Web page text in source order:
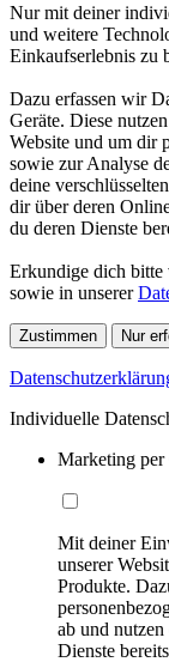
Nur mit deiner
und weitere
Einkaufserlebnis zu
Dazu erfassen wir
Geräte. Diese
Website und um dir
sowie zur Analyse
deine
dir über deren
du deren Dienste
Erkundige dich
sowie in unserer
Zustimmen Nur
Individuelle
Marketing per
Mit deiner
unserer
Produkte.
ab und
Dienste